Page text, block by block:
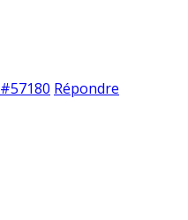
#57180 Répondre